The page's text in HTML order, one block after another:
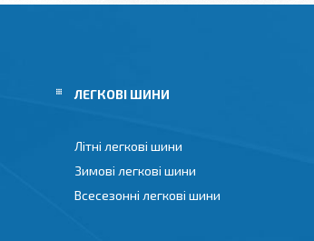
ЛЕГКОВІ ШИНИ
Літні легкові шини
Зимові легкові шини
Всесезонні легкові шини